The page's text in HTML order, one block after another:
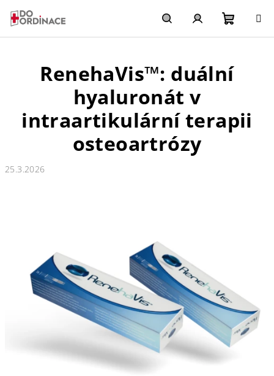
obsah
HledatPřihlášení
košík
RenehaVis™: duální
hyaluronát v
intraartikulární terapii
osteoartrózy
25.3.2026